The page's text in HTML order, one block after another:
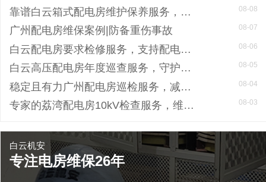
靠谱白云箱式配电房维护保养服务，阻止潜在风险 08-08
广州配电房维保案例|防备重伤事故 08-07
白云配电房要求检修服务，支持配电房稳定 08-06
白云高压配电房年度巡查服务，守护电源系统安全稳定运行 08-05
稳定且有力广州配电房巡检服务，减低缺陷状态发生几率 08-04
专家的荔湾配电房10kV检查服务，维持市场运作 08-03
白云机安
专注电房维保26年